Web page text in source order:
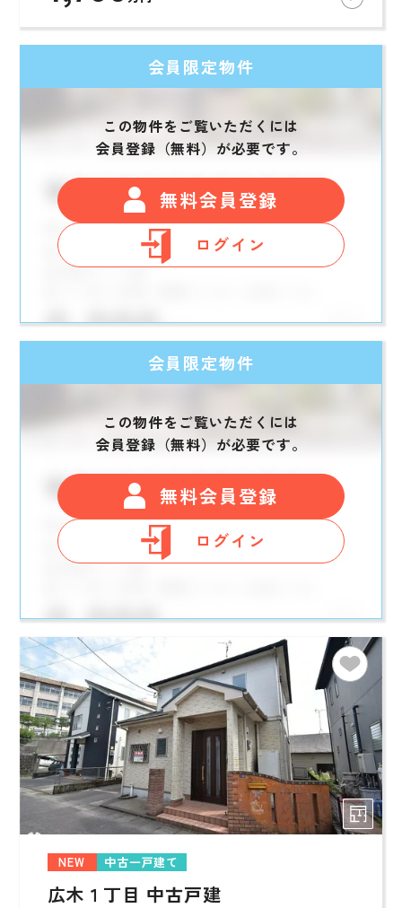
会員限定物件
この物件をご覧いただくには
会員登録（無料）が必要です。
無料会員登録
ログイン
会員限定物件
この物件をご覧いただくには
会員登録（無料）が必要です。
無料会員登録
ログイン
NEW 中古一戸建て
広木１丁目 中古戸建